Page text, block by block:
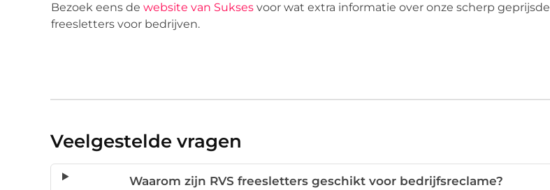
Bezoek eens de website van Sukses voor wat extra informatie over onze scherp geprijsde
freesletters voor bedrijven.
Veelgestelde vragen
Waarom zijn RVS freesletters geschikt voor bedrijfsreclame?